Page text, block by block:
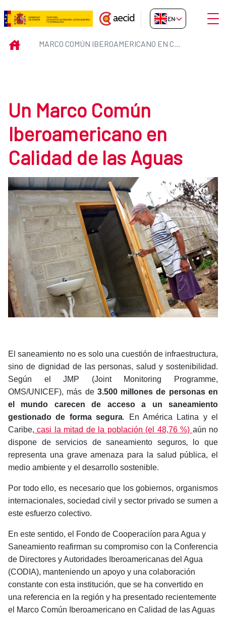
Skip to Main Content
Marco común Iberoamericano
EN-GB
INICIO MARCO COMÚN IBEROAMERICANO EN CALIDAD DE LAS AGUAS
Un Marco Común
Iberoamericano en
Calidad de las Aguas
El saneamiento no es solo una cuestión de infraestructura,
sino de dignidad de las personas, salud y sostenibilidad.
Según el JMP (Joint Monitoring Programme,
OMS/UNICEF), más de3.500 millones de personas en
el mundo carecen de acceso a un saneamiento
gestionado de forma segura.
En América Latina y el
Caribe, casi la mitad de la población (el 48,76 %) aún no
dispone de servicios de saneamiento seguros,
lo que
representa una grave amenaza para la salud pública, el
medio ambiente y el desarrollo sostenible.
Por todo ello, es necesario que los gobiernos, organismos
internacionales, sociedad civil y sector privado se sumen a
este esfuerzo colectivo.
En este sentido, el Fondo de Cooperaciíon para Agua y
Saneamiento reafirman su compromiso con la Conferencia
de Directores y Autoridades Iberoamericanas del Agua
(CODIA), manteniendo un apoyo y una colaboración
constante con esta institución, que se ha convertido en
una referencia en la región y ha presentado recientemente
el Marco Común Iberoamericano en Calidad de las Aguas